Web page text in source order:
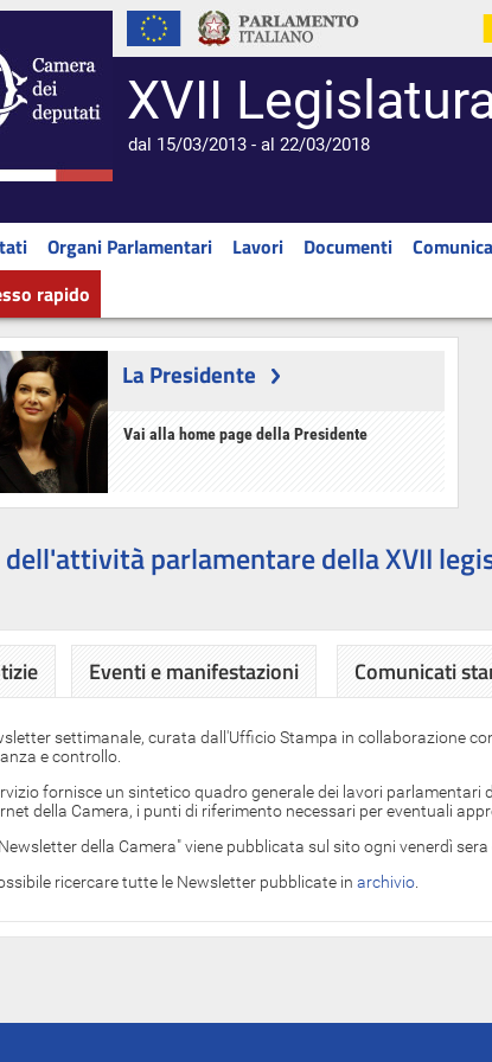
XVII
dal 15/03/2013 - al 22/03/2018
Organi Parlamentari Lavori Documenti
rapido
La Presidente
Vai alla home page della Presidente
dell'attività parlamentare della XVII
Eventi e manifestazioni Comunicati
settimanale, curata dall'Ufficio Stampa in collaborazione
e controllo.
fornisce un sintetico quadro generale dei lavori
della Camera, i punti di riferimento necessari per eventuali
della Camera" viene pubblicata sul sito ogni venerdì
ricercare tutte le Newsletter pubblicate in archivio